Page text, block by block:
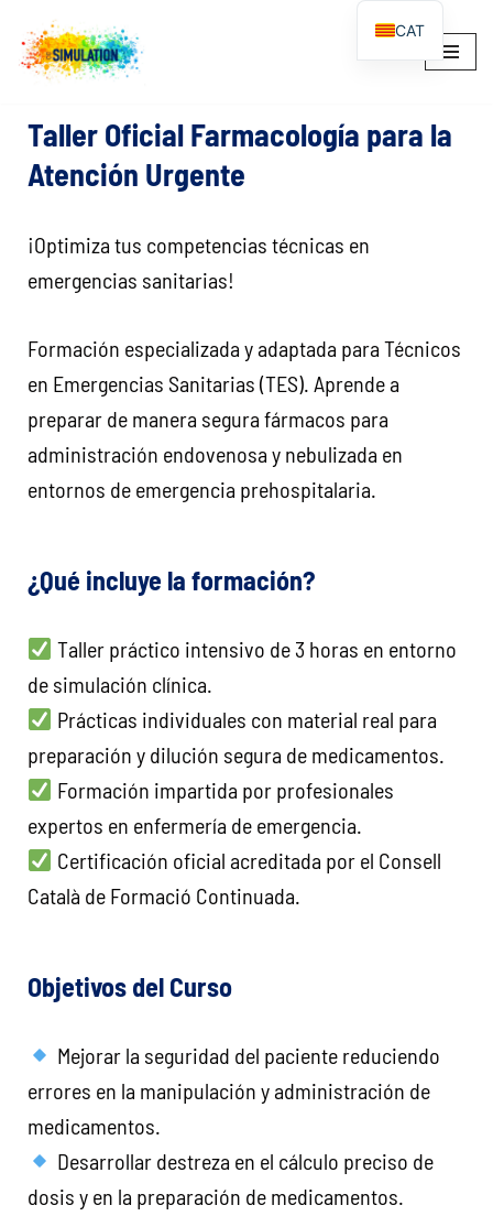
SALTAR
Taller Oficial Farmacología para la
Atención Urgente
¡Optimiza tus competencias técnicas en
emergencias sanitarias!
Formación especializada y adaptada para Técnicos
en Emergencias Sanitarias (TES). Aprende a
preparar de manera segura fármacos para
administración endovenosa y nebulizada en
entornos de emergencia prehospitalaria.
¿Qué incluye la formación?
Taller práctico intensivo de 3 horas en entorno
de simulación clínica.
Prácticas individuales con material real para
preparación y dilución segura de medicamentos.
Formación impartida por profesionales
expertos en enfermería de emergencia.
Certificación oficial acreditada por el Consell
Català de Formació Continuada.
Objetivos del Curso
Mejorar la seguridad del paciente reduciendo
errores en la manipulación y administración de
medicamentos.
Desarrollar destreza en el cálculo preciso de
dosis y en la preparación de medicamentos.
CAT